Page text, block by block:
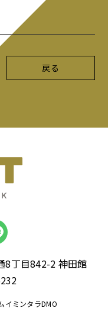
戻る
8丁目842-2 神田館
イミンタラDMO